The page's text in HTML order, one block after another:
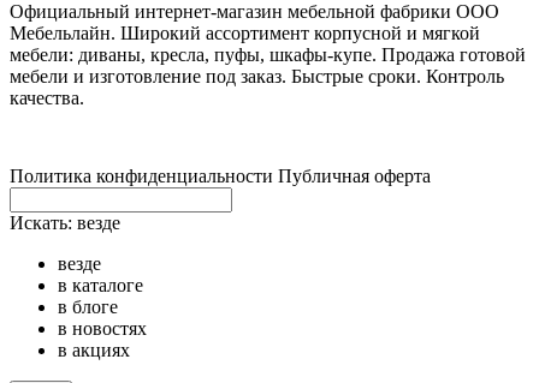
Официальный интернет-магазин мебельной фабрики ООО
Мебельлайн. Широкий ассортимент корпусной и мягкой
мебели: диваны, кресла, пуфы, шкафы-купе. Продажа готовой
мебели и изготовление под заказ. Быстрые сроки. Контроль
качества.
Политика конфиденциальности Публичная оферта
Искать: везде
везде
в каталоге
в блоге
в новостях
в акциях